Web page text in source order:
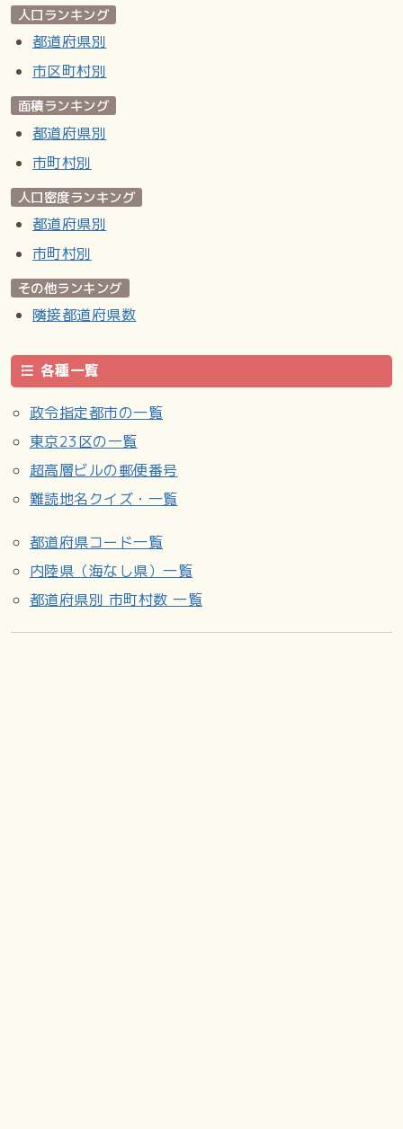
人口ランキング
都道府県別
市区町村別
面積ランキング
都道府県別
市町村別
人口密度ランキング
都道府県別
市町村別
その他ランキング
隣接都道府県数
各種一覧
政令指定都市の一覧
東京23区の一覧
超高層ビルの郵便番号
難読地名クイズ・一覧
都道府県コード一覧
内陸県（海なし県）一覧
都道府県別 市町村数 一覧